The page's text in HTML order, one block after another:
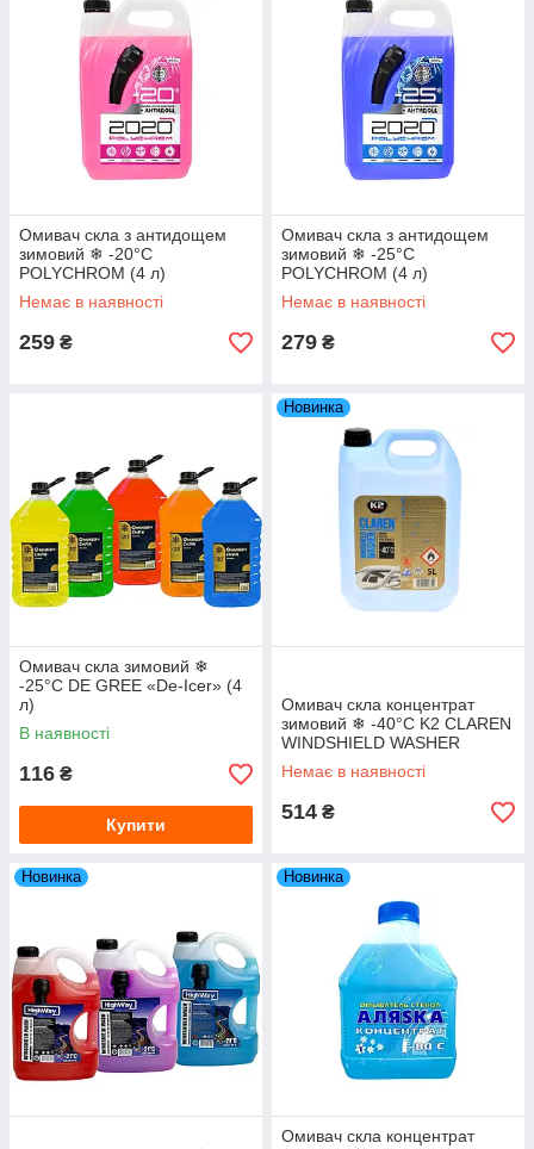
Омивач скла з антидощем
зимовий ❄ -20°C
POLYCHROM (4 л)
Немає в наявності
259 ₴
Омивач скла з антидощем
зимовий ❄ -25°C
POLYCHROM (4 л)
Немає в наявності
279 ₴
Омивач скла зимовий ❄
-25°С DE GREE «De-Icer» (4
л)
В наявності
116 ₴
Купити
Новинка
Омивач скла концентрат
зимовий ❄ -40°С K2 CLAREN
WINDSHIELD WASHER
CONCENTRATE (5 л)
Немає в наявності
514 ₴
Новинка Новинка
Омивач скла концентрат